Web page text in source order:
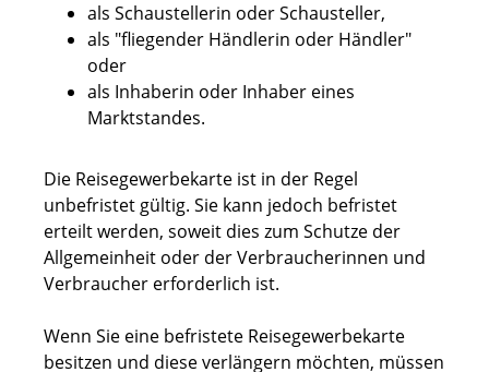
als Schaustellerin oder Schausteller,
als "fliegender Händlerin oder Händler"
oder
als Inhaberin oder Inhaber eines
Marktstandes.
Die Reisegewerbekarte ist in der Regel
unbefristet gültig. Sie kann jedoch befristet
erteilt werden, soweit dies zum Schutze der
Allgemeinheit oder der Verbraucherinnen und
Verbraucher erforderlich ist.
Wenn Sie eine befristete Reisegewerbekarte
besitzen und diese verlängern möchten, müssen